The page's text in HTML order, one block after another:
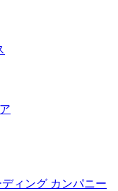
ィング カンパニー